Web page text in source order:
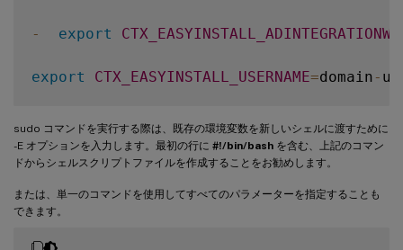
- export
export CTX_EASYINSTALL_USERNAME=domain -
CTX_EASYINSTALL_PASSWORD password
export CTX_XDL_SUPPORT_DDC_AS_CNAME
export
sudo コマンドを実行する際は、既存の環境変数を新しいシェルに渡すために
-E オプションを入力します。最初の行に #!/bin/bash を含む、上記のコマン
ドからシェルスクリプトファイルを作成することをお勧めします。
または、単一のコマンドを使用してすべてのパラメーターを指定することも
できます。